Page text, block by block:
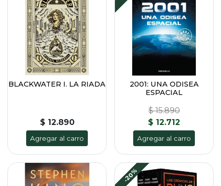
BLACKWATER I. LA RIADA
$ 12.890
Agregar al carro
2001: UNA ODISEA
ESPACIAL
$ 15.890
$ 12.712
Agregar al carro
-20%